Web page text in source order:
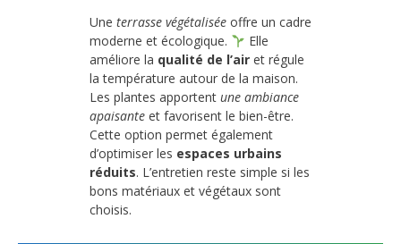
Une terrasse végétalisée offre un cadre
moderne et écologique.
Elle
améliore la qualité de l’air et régule
la température autour de la maison.
Les plantes apportent une ambiance
apaisante et favorisent le bien-être.
Cette option permet également
d’optimiser les espaces urbains
réduits. L’entretien reste simple si les
bons matériaux et végétaux sont
choisis.